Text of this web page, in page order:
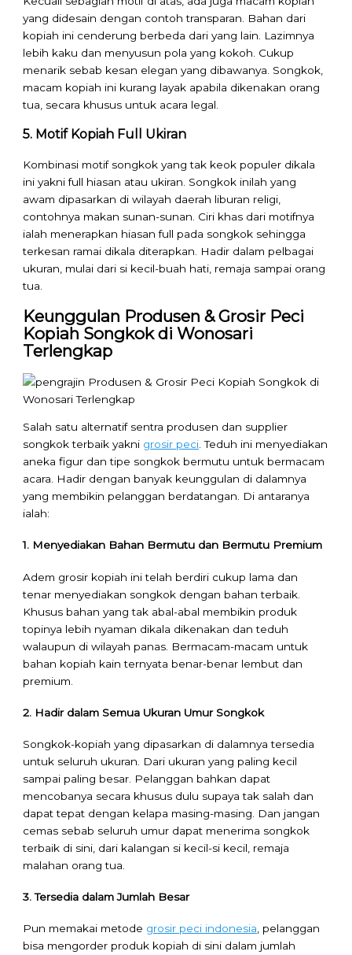
yang didesain dengan contoh transparan. Bahan dari
kopiah ini cenderung berbeda dari yang lain. Lazimnya
lebih kaku dan menyusun pola yang kokoh. Cukup
menarik sebab kesan elegan yang dibawanya. Songkok,
macam kopiah ini kurang layak apabila dikenakan orang
tua, secara khusus untuk acara legal.
5. Motif Kopiah Full Ukiran
Kombinasi motif songkok yang tak keok populer dikala
ini yakni full hiasan atau ukiran. Songkok inilah yang
awam dipasarkan di wilayah daerah liburan religi,
contohnya makan sunan-sunan. Ciri khas dari motifnya
ialah menerapkan hiasan full pada songkok sehingga
terkesan ramai dikala diterapkan. Hadir dalam pelbagai
ukuran, mulai dari si kecil-buah hati, remaja sampai orang
tua.
Keunggulan Produsen & Grosir Peci
Kopiah Songkok di Wonosari
Terlengkap
Salah satu alternatif sentra produsen dan supplier
songkok terbaik yakni grosir peci. Teduh ini menyediakan
aneka figur dan tipe songkok bermutu untuk bermacam
acara. Hadir dengan banyak keunggulan di dalamnya
yang membikin pelanggan berdatangan. Di antaranya
ialah:
1. Menyediakan Bahan Bermutu dan Bermutu Premium
Adem grosir kopiah ini telah berdiri cukup lama dan
tenar menyediakan songkok dengan bahan terbaik.
Khusus bahan yang tak abal-abal membikin produk
topinya lebih nyaman dikala dikenakan dan teduh
walaupun di wilayah panas. Bermacam-macam untuk
bahan kopiah kain ternyata benar-benar lembut dan
premium.
2. Hadir dalam Semua Ukuran Umur Songkok
Songkok-kopiah yang dipasarkan di dalamnya tersedia
untuk seluruh ukuran. Dari ukuran yang paling kecil
sampai paling besar. Pelanggan bahkan dapat
mencobanya secara khusus dulu supaya tak salah dan
dapat tepat dengan kelapa masing-masing. Dan jangan
cemas sebab seluruh umur dapat menerima songkok
terbaik di sini, dari kalangan si kecil-si kecil, remaja
malahan orang tua.
3. Tersedia dalam Jumlah Besar
Pun memakai metode grosir peci indonesia, pelanggan
bisa mengorder produk kopiah di sini dalam jumlah